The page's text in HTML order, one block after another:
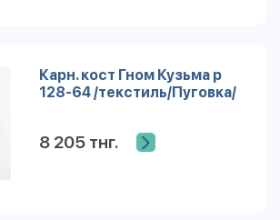
Карн. кост Гном Кузьма р
128-64 /текстиль/Пуговка/
8 205 тнг.